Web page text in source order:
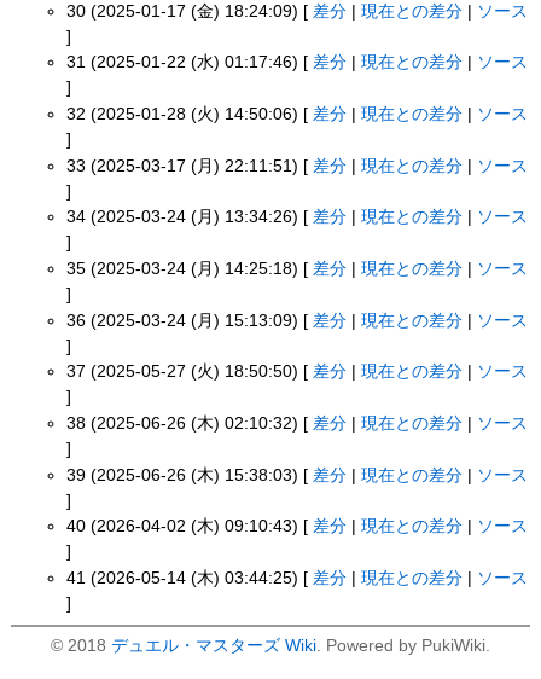
30 (2025-01-17 (金) 18:24:09) [ 差分 |現在との差分 | ソース
]
31 (2025-01-22 (水) 01:17:46) [ 差分 |現在との差分
ソース
]
32 (2025-01-28 (火) 14:50:06) [ 差分 |現在との差分
ソース
]
33 (2025-03-17 (月) 22:11:51) [ 差分 |現在との差分 | ソース
]
34 (2025-03-24 (月) 13:34:26) [ 差分 |現在との差分
ソース
]
35 (2025-03-24 (月) 14:25:18) [ 差分 |現在との差分
ソース
]
36 (2025-03-24 (月) 15:13:09) [ 差分 |現在との差分 | ソース
]
37 (2025-05-27 (火) 18:50:50) [ 差分 |現在との差分
ソース
]
38 (2025-06-26 (木) 02:10:32) [ 差分 |現在との差分
ソース
]
39 (2025-06-26 (木) 15:38:03) [ 差分 |現在との差分 | ソース
]
40 (2026-04-02 (木) 09:10:43) [ 差分 |現在との差分
ソース
]
41 (2026-05-14 (木) 03:44:25) [ 差分 |現在との差分
ソース
]
© 2018 デュエル・マスターズ Wiki . Powered by PukiWiki.